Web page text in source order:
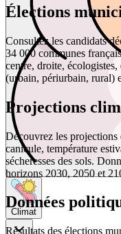
Climat
Élections
Consultez les candidats
34 000 communes
centre, droite,
(urbain, périurbain, rural)
Projections
Découvrez les projections
canicule, température
sécheresses des sols.
horizons 2030, 2050 et
Données
Résultats des élections